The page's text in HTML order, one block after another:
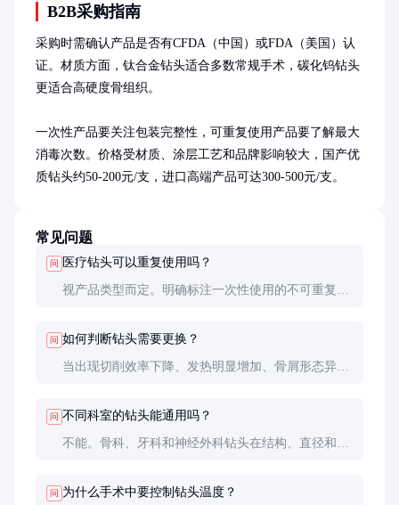
B2B采购指南
采购时需确认产品是否有CFDA（中国）或FDA（美国）认
证。材质方面，钛合金钻头适合多数常规手术，碳化钨钻头
更适合高硬度骨组织。
一次性产品要关注包装完整性，可重复使用产品要了解最大
消毒次数。价格受材质、涂层工艺和品牌影响较大，国产优
质钻头约50-200元/支，进口高端产品可达300-500元/支。
常见问题
问 医疗钻头可以重复使用吗？
视产品类型而定。明确标注一次性使用的不可重复使
问 如何判断钻头需要更换？
当出现切削效率下降、发热明显增加、骨屑形态异常
问 不同科室的钻头能通用吗？
不能。骨科、牙科和神经外科钻头在结构、直径和转
问 为什么手术中要控制钻头温度？